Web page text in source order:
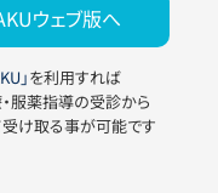
ウェブ版へ
」を利用すれば
服薬指導の受診から
け取る事が可能です